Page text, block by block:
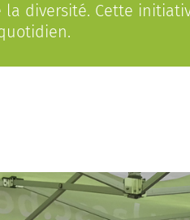
la diversité. Cette